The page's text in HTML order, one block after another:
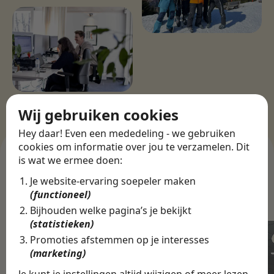
Wij gebruiken cookies
Hey daar! Even een mededeling - we gebruiken
cookies om informatie over jou te verzamelen. Dit
is wat we ermee doen:
Je website-ervaring soepeler maken
(functioneel)
Bijhouden welke pagina’s je bekijkt
(statistieken)
Promoties afstemmen op je interesses
(marketing)
ANDERE CASES
Bedrijven in onze app